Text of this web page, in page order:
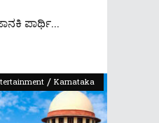
ಪಾರ್ಥಿ...
/ Karnataka